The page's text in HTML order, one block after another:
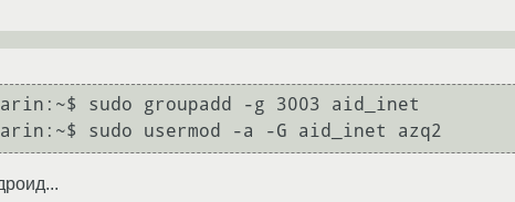
sudo groupadd -g 3003 aid_inet
sudo usermod -a -G aid_inet azq2